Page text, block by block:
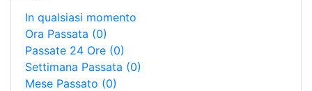
In qualsiasi momento
Ora Passata (0)
Passate 24 Ore (0)
Settimana Passata (0)
Mese Passato (0)